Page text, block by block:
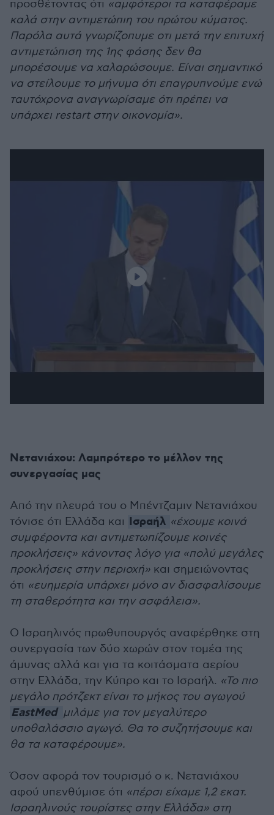
προσθέτοντας ότι «αμφότεροι τα καταφέραμε
καλά στην αντιμετώπιη του πρώτου κύματος.
Παρόλα αυτά γνωρίζοπυμε οτι μετά την επιτυχή
αντιμετώπιση της 1ης φάσης δεν θα
μπορέσουμε να χαλαρώσουμε. Είναι σημαντικό
να στείλουμε το μήνυμα ότι επαγρυπνούμε ενώ
ταυτόχρονα αναγνωρίσαμε ότι πρέπει να
υπάρχει restart στην οικονομία».
Νετανιάχου: Λαμπρότερο το μέλλον της
συνεργασίας μας
Από την πλευρά του ο Μπέντζαμιν Νετανιάχου
τόνισε ότι Ελλάδα και Ισραήλ «έχουμε κοινά
συμφέροντα και αντιμετωπίζουμε κοινές
προκλήσεις» κάνοντας λόγο για «πολύ μεγάλες
προκλήσεις στην περιοχή» και σημειώνοντας
ότι «ευημερία υπάρχει μόνο αν διασφαλίσουμε
τη σταθερότητα και την ασφάλεια».
Ο Ισραηλινός πρωθυπουργός αναφέρθηκε στη
συνεργασία των δύο χωρών στον τομέα της
άμυνας αλλά και για τα κοιτάσματα αερίου
στην Ελλάδα, την Κύπρο και το Ισραήλ. «Το πιο
μεγάλο πρότζεκτ είναι το μήκος του αγωγού
EastMed μιλάμε για τον μεγαλύτερο
υποθαλάσσιο αγωγό. Θα το συζητήσουμε και
θα τα καταφέρουμε».
Όσον αφορά τον τουρισμό ο κ. Νετανιάχου
αφού υπενθύμισε ότι «πέρσι είχαμε 1,2 εκατ.
Ισραηλινούς τουρίστες στην Ελλάδα» στη